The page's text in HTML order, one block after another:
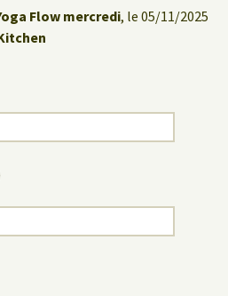
Flow mercredi, le 05/11/2025